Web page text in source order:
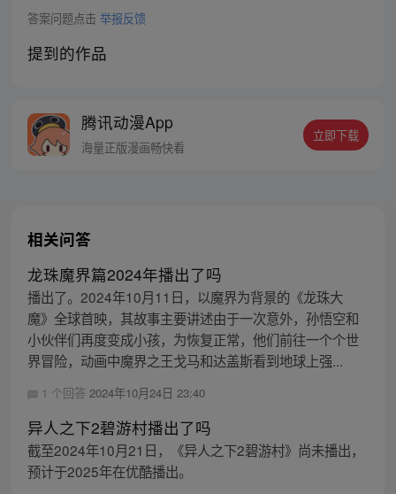
答案问题点击 举报反馈
提到的作品
腾讯动漫App
海量正版漫画畅快看
立即下载
相关问答
龙珠魔界篇2024年播出了吗
播出了。2024年10月11日，以魔界为背景的《龙珠大
魔》全球首映，其故事主要讲述由于一次意外，孙悟空和
小伙伴们再度变成小孩，为恢复正常，他们前往一个个世
界冒险，动画中魔界之王戈马和达盖斯看到地球上强...
1 个回答 2024年10月24日 23:40
异人之下2碧游村播出了吗
截至2024年10月21日，《异人之下2碧游村》尚未播出，
预计于2025年在优酷播出。